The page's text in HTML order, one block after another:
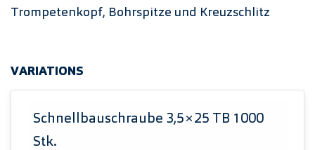
Trompetenkopf, Bohrspitze und Kreuzschlitz
VARIATIONS
Schnellbauschraube 3,5×25 TB 1000
Stk.